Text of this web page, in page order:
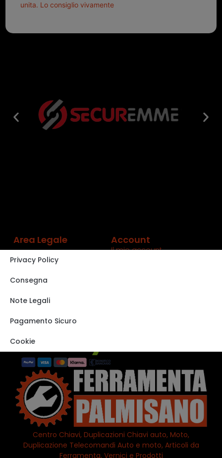
unita. Lo consiglio vivamente
Centro Chiavi, Duplicazioni Chiavi auto, Moto,
Duplicazione Telecomandi Auto e moto, Articoli da
Ferramenta, Vernici e Prodotti
Area Legale
Privacy Policy
Consegna
Note Legali
Pagamento Sicuro
Cookie
Account
Il mio account
VISITA IL NOSTRO